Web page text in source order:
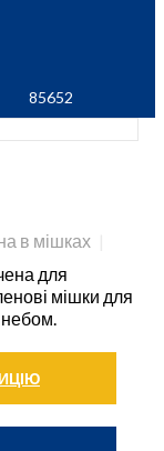
в мішках
для
мішки для
небом.